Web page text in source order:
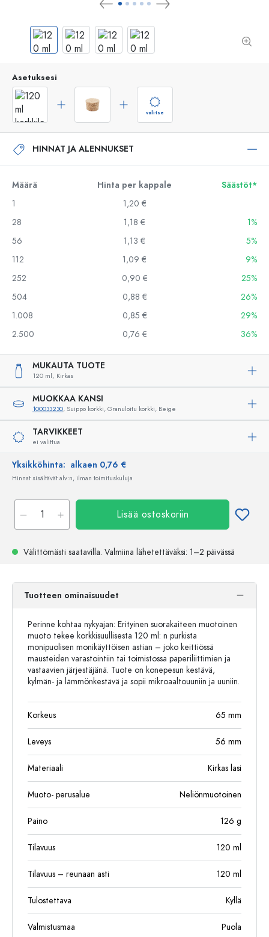
Asetuksesi
valitse
HINNAT JA ALENNUKSET
Määrä Hinta per kappale
Säästöt*
1
1,20 €
28
1,18 €
1%
56
1,13 €
5%
112
1,09 €
9%
252
0,90 €
25%
504
0,88 €
26%
1.008
0,85 €
29%
2.500
0,76 € 36%
MUKAUTA TUOTE
120 ml, Kirkas
MUOKKAA KANSI
100033230, Suippo korkki, Granuloitu korkki, Beige
TARVIKKEET
ei valittua
Yksikköhinta: alkaen 0,76 €
Hinnat sisältävät alv:n, ilman toimituskuluja
Lisää ostoskoriin
Välittömästi saatavilla. Valmiina lähetettäväksi: 1–2 päivässä
Tuotteen ominaisuudet
Perinne kohtaa nykyajan: Erityinen suorakaiteen muotoinen
muoto tekee korkkisuullisesta 120 ml: n purkista
monipuolisen monikäyttöisen astian – joko keittiössä
mausteiden varastointiin tai toimistossa paperiliittimien ja
vastaavien järjestäjänä. Tuote on konepesun kestävä,
kylmän- ja lämmönkestävä ja sopii mikroaaltouuniin ja uuniin.
Korkeus 65 mm
Leveys 56 mm
Materiaali Kirkas lasi
Muoto- perusalue Neliönmuotoinen
Paino 126 g
Tilavuus 120 ml
Tilavuus – reunaan asti 120 ml
Tulostettava Kyllä
Valmistusmaa Puola